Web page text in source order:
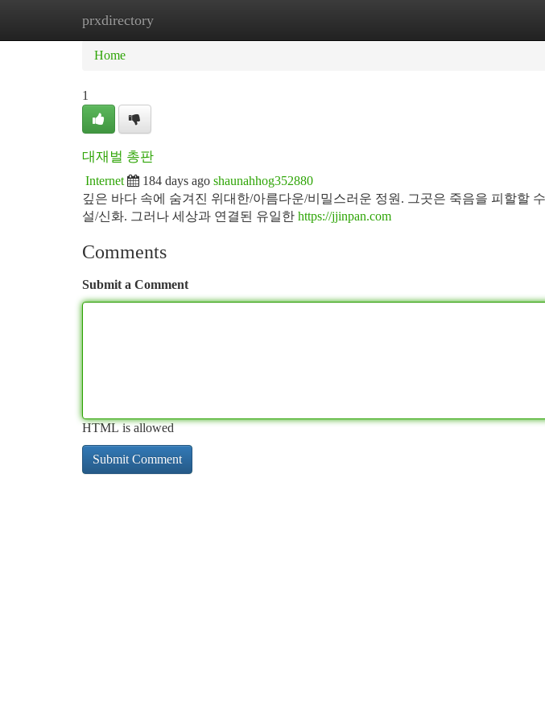
prxdirectory
Home
Home
1
대재벌 총판
Internet 184 days ago shaunahhog352880
깊은 바다 속에 숨겨진 위대한/아름다운/비밀스러운 정원. 그곳은 죽음을 피할할
설/신화. 그러나 세상과 연결된 유일한 https://jjinpan.com
Comments
Submit a Comment
HTML is allowed